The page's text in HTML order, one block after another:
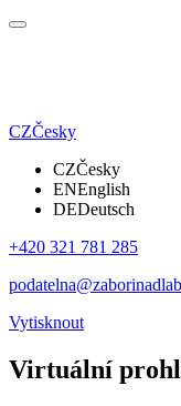
CZČesky
CZČesky
ENEnglish
DEDeutsch
+420 321 781 285
Vytisknout
Virtuální